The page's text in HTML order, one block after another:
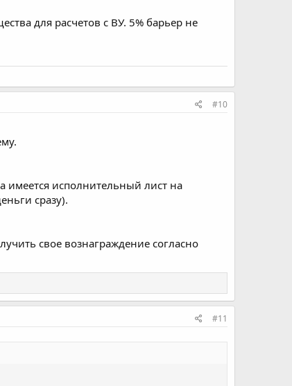
для расчетов с ВУ. 5% барьер не
#10
имеется исполнительный лист на
сразу).
свое вознаграждение согласно
#11